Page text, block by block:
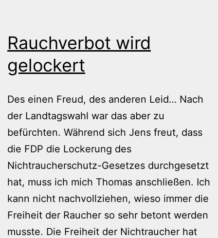
Rauchverbot wird
gelockert
Des einen Freud, des anderen Leid… Nach
der Landtagswahl war das aber zu
befürchten. Während sich Jens freut, dass
die FDP die Lockerung des
Nichtraucherschutz-Gesetzes durchgesetzt
hat, muss ich mich Thomas anschließen. Ich
kann nicht nachvollziehen, wieso immer die
Freiheit der Raucher so sehr betont werden
musste. Die Freiheit der Nichtraucher hat